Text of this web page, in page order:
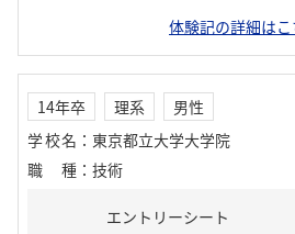
体験記の詳細はこ
14年卒 理系
男性
学校名 ： 東京都立大学大学院
職種 ： 技術
エントリーシート